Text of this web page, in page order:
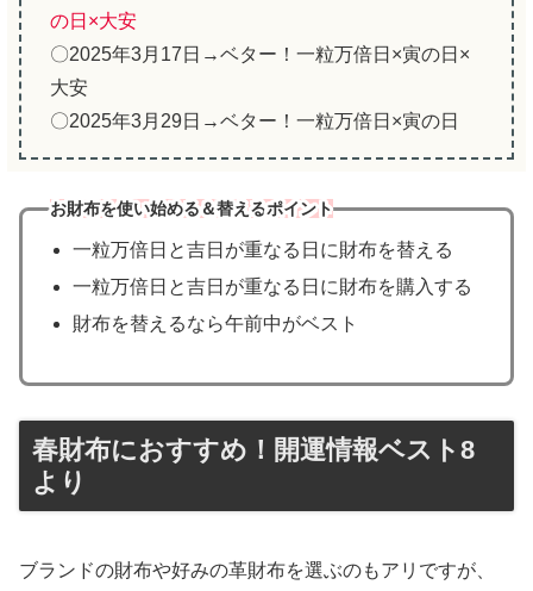
の日×大安
〇2025年3月17日→ベター！一粒万倍日×寅の日×
大安
〇2025年3月29日→ベター！一粒万倍日×寅の日
お財布を使い始める＆替えるポイント
一粒万倍日と吉日が重なる日に財布を替える
一粒万倍日と吉日が重なる日に財布を購入する
財布を替えるなら午前中がベスト
春財布におすすめ！開運情報ベスト8
より
ブランドの財布や好みの革財布を選ぶのもアリですが、